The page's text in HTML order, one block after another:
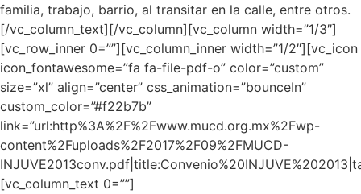
familia, trabajo, barrio, al transitar en la calle, entre otros.
[/vc_column_text][/vc_column][vc_column width=”1/3″]
[vc_row_inner 0=””][vc_column_inner width=”1/2″][vc_icon
icon_fontawesome=”fa fa-file-pdf-o” color=”custom”
size=”xl” align=”center” css_animation=”bounceIn”
custom_color=”#f22b7b”
link=”url:http%3A%2F%2Fwww.mucd.org.mx%2Fwp-
content%2Fuploads%2F2017%2F09%2FMUCD-
[vc_column_text 0=””]